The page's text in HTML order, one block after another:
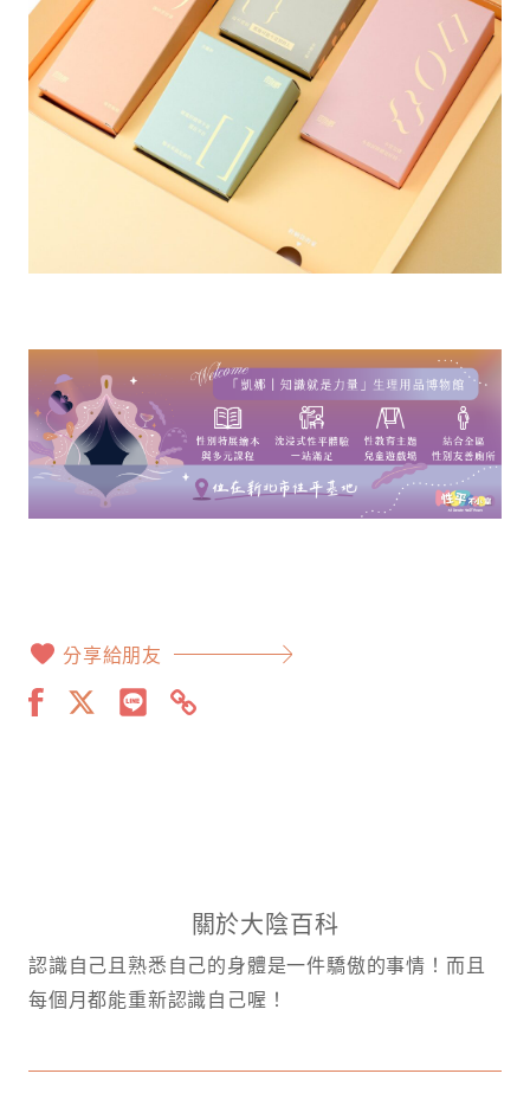
分享給朋友
關於大陰百科
認識自己且熟悉自己的身體是一件驕傲的事情！而且
每個月都能重新認識自己喔！